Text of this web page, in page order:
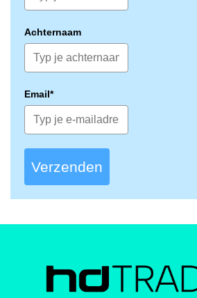
Achternaam
Email*
Verzenden